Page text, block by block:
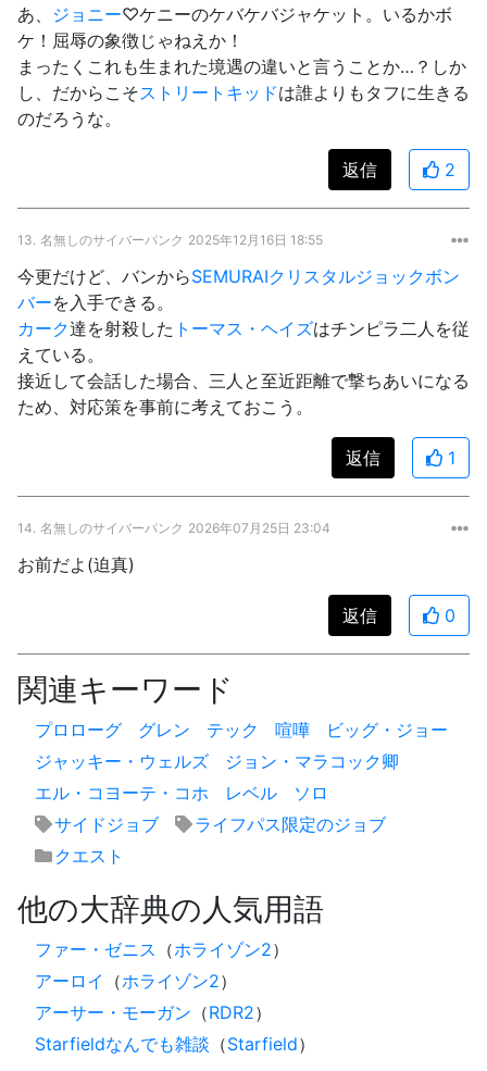
あ、 ジョニー♡ケニーのケバケバジャケット。いるかボ
ケ！屈辱の象徴じゃねえか！
まったくこれも生まれた境遇の違いと言うことか…？しか
し、だからこそストリートキッドは誰よりもタフに生きる
のだろうな。
返信 2
13. 名無しのサイバーパンク 2025年12月16日 18:55
今更だけど、バンからSEMURAIクリスタルジョックボン
バーを入手できる。
カーク達を射殺した トーマス・ヘイズはチンピラ二人を従
えている。
接近して会話した場合、三人と至近距離で撃ちあいになる
ため、対応策を事前に考えておこう。
返信 1
14. 名無しのサイバーパンク 2026年07月25日 23:04
お前だよ(迫真)
返信 0
関連キーワード
プロローグ グレン テック 喧嘩
ビッグ・ジョー
ジャッキー・ウェルズ
ジョン・マラコック卿
エル・コヨーテ・コホ
レベル
ソロ
サイドジョブ
ライフパス限定のジョブ
クエスト
他の大辞典の人気用語
ファー・ゼニス （ホライゾン2）
アーロイ
（ホライゾン2）
アーサー・モーガン （RDR2）
Starfieldなんでも雑談 （Starfield）